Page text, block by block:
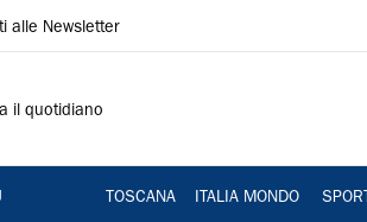
alle Newsletter
il quotidiano
TOSCANA ITALIA MONDO SPORT